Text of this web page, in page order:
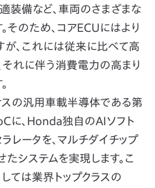
装備など、車両のさまざまな
そのため、コアECUにはより
、これには従来に比べて高
れに伴う消費電力の高まり
の汎用車載半導体である第
に、Honda独自のAIソフト
レータを、マルチダイチップ
システムを実現します。こ
ては業界トップクラスの